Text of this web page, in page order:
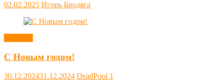
02.02.2025 Игорь Бродяга
С Новым годом!
30.12.202431.12.2024 DeadPool 1